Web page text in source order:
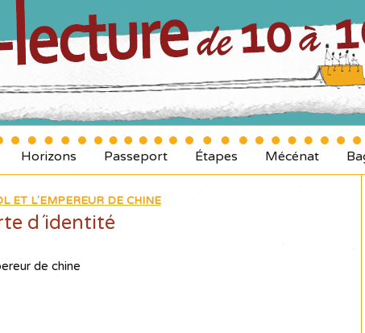
Horizons Passeport Étapes Mécénat
ET L'EMPEREUR DE CHINE
d´identité
de chine